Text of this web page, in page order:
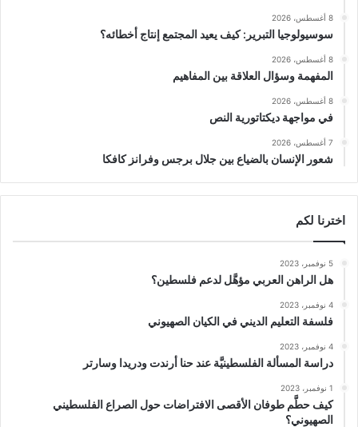
8 أغسطس، 2026
سوسيولوجيا التبرير: كيف يعيد المجتمع إنتاج أخطائه؟
8 أغسطس، 2026
المفهمة وسؤال العلاقة بين المفاهيم
8 أغسطس، 2026
في مواجهة ديكتاتورية النص
7 أغسطس، 2026
شعور الإنسان بالضياع بين جلال برجس وفرانز كافكا
اخترنا لكم
5 نوفمبر، 2023
هل الراهن العربي مؤهَّل لدعم فلسطين؟
4 نوفمبر، 2023
فلسفة التعليم الديني في الكيان الصهيوني
4 نوفمبر، 2023
دراسة المسألة الفلسطينيَّة عند حنا أرندت ودريدا وسارتر
1 نوفمبر، 2023
كيف حطَّم طوفان الأقصى الافتراضات حول الصراع الفلسطيني
الصهيوني؟